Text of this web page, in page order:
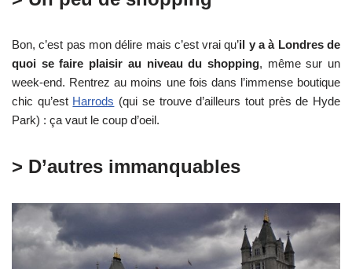
Bon, c’est pas mon délire mais c’est vrai qu’il y a à Londres de
quoi se faire plaisir au niveau du shopping, même sur un
week-end. Rentrez au moins une fois dans l’immense boutique
chic qu’est Harrods (qui se trouve d’ailleurs tout près de Hyde
Park) : ça vaut le coup d’oeil.
> D’autres immanquables